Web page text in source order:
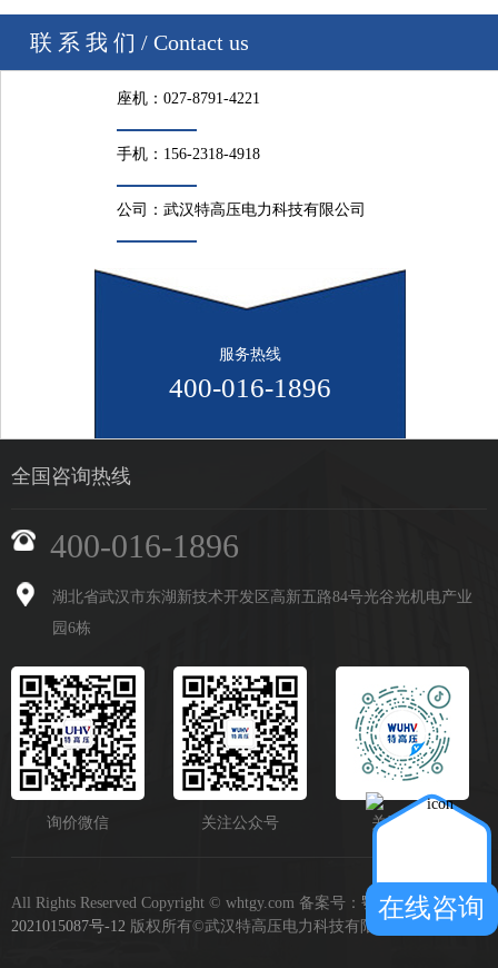
联 系 我 们 / Contact us
座机： 027-8791-4221
手机： 156-2318-4918
公司： 武汉特高压电力科技有限公司
服务热线
400-016-1896
全国咨询热线
400-016-1896
湖北省武汉市东湖新技术开发区高新五路84号光谷光机电产业
园6栋
询价微信 关注公众号 关注抖音
All Rights Reserved Copyright © whtgy.com 备案号： 鄂ICP备
2021015087号-12 版权所有©武汉特高压电力科技有限公司
在线咨询